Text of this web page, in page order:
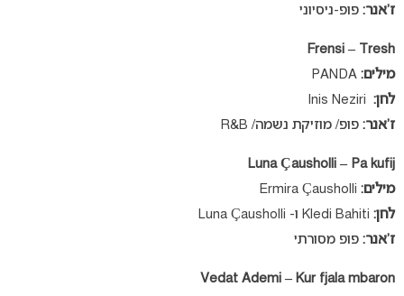
ז’אנר: פופ-ניסיוני
Frensi – Tresh
מילים:
לחן:
ז’אנר: פופ/ מוזיקת נשמה/ R&B
Luna Çausholli – Pa kufij
מילים:
לחן:
ז’אנר: פופ מסורתי
Vedat Ademi – Kur fjala mbaron